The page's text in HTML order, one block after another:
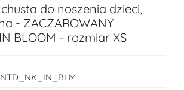
do noszenia dzieci,
- ZACZAROWANY
BLOOM - rozmiar XS